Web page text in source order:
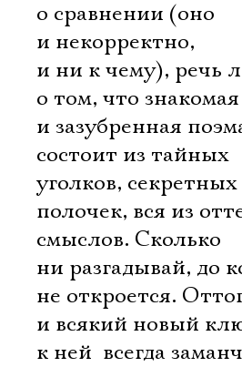
о сравнении (оно
и некорректно,
и ни к чему), речь
о том, что знакомая
и зазубренная
состоит из тайных
уголков, секретных
полочек, вся из
смыслов. Сколько
ни разгадывай, до
не откроется.
и всякий новый
к ней  всегда